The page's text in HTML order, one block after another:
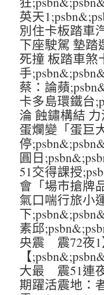
英天
別住卡板踏車
下座駛駕 墊踏
死撞 板踏車煞
手
蔡：論蘋
卡多島環鐵台
淪 蝕鏽構結 力
蛋爛變「蛋巨
停
圓日
51交得課授
會「場市搶牌
氣口喘行旅小
下
素邱
央震 震72夜1
【
大最 震51連
期躍活震地：